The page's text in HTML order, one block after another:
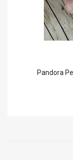
Pandora